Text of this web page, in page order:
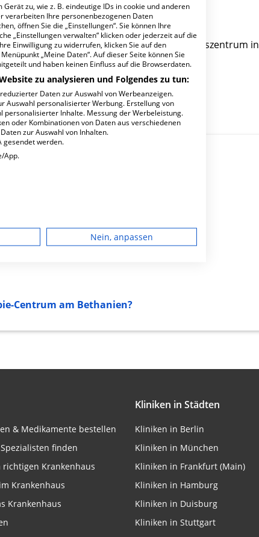
21 - 25 ist ein medizinisches Versorgungszentrum in
Centrum am Bethanien?
& Medikamente bestellen
finden
richtigen Krankenhaus
Krankenhaus
Krankenhaus
Kliniken in Städten
Kliniken in Berlin
Kliniken in München
Kliniken in Frankfurt (Main)
Kliniken in Hamburg
Kliniken in Duisburg
Kliniken in Stuttgart
zu, wie z. B. eindeutige IDs in cookie und anderen
verarbeiten Ihre personenbezogenen Daten
öffnen Sie die „Einstellungen“. Sie können Ihre
„Einstellungen verwalten“ klicken oder jederzeit auf die
Einwilligung zu widerrufen, klicken Sie auf den
„Meine Daten“. Auf dieser Seite können Sie
und haben keinen Einfluss auf die Browserdaten.
zu analysieren und Folgendes zu tun:
Daten zur Auswahl von Werbeanzeigen.
Auswahl personalisierter Werbung. Erstellung von
personalisierter Inhalte. Messung der Werbeleistung.
oder Kombinationen von Daten aus verschiedenen
zur Auswahl von Inhalten.
gesendet werden.
App.
von Daten aus
Nein, anpassen